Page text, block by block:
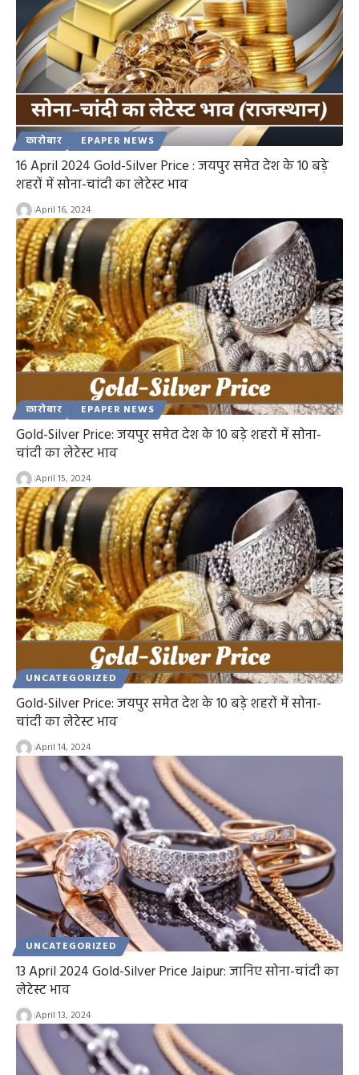
कारोबार EPAPER NEWS
16 April 2024 Gold-Silver Price : जयपुर समेत देश के 10 बड़े
शहरों में सोना-चांदी का लेटेस्ट भाव
April 16, 2024
कारोबार EPAPER NEWS
Gold-Silver Price: जयपुर समेत देश के 10 बड़े शहरों में सोना-
चांदी का लेटेस्ट भाव
April 15, 2024
UNCATEGORIZED
Gold-Silver Price: जयपुर समेत देश के 10 बड़े शहरों में सोना-
चांदी का लेटेस्ट भाव
April 14, 2024
UNCATEGORIZED
13 April 2024 Gold-Silver Price Jaipur: जानिए सोना-चांदी का
लेटेस्ट भाव
April 13, 2024